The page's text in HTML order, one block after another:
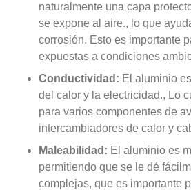
naturalmente una capa
se expone al aire., lo que
corrosión. Esto es importante
expuestas a condiciones
Conductividad: El aluminio
del calor y la electricidad., Lo
para varios componentes de
intercambiadores de calor y
Maleabilidad: El aluminio es
permitiendo que se le dé
complejas, que es importante